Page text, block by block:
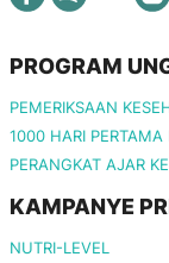
PROGRAM
PEMERIKSAAN
1000 HARI PERTAMA
PERANGKAT AJAR
KAMPANYE
NUTRI-LEVEL